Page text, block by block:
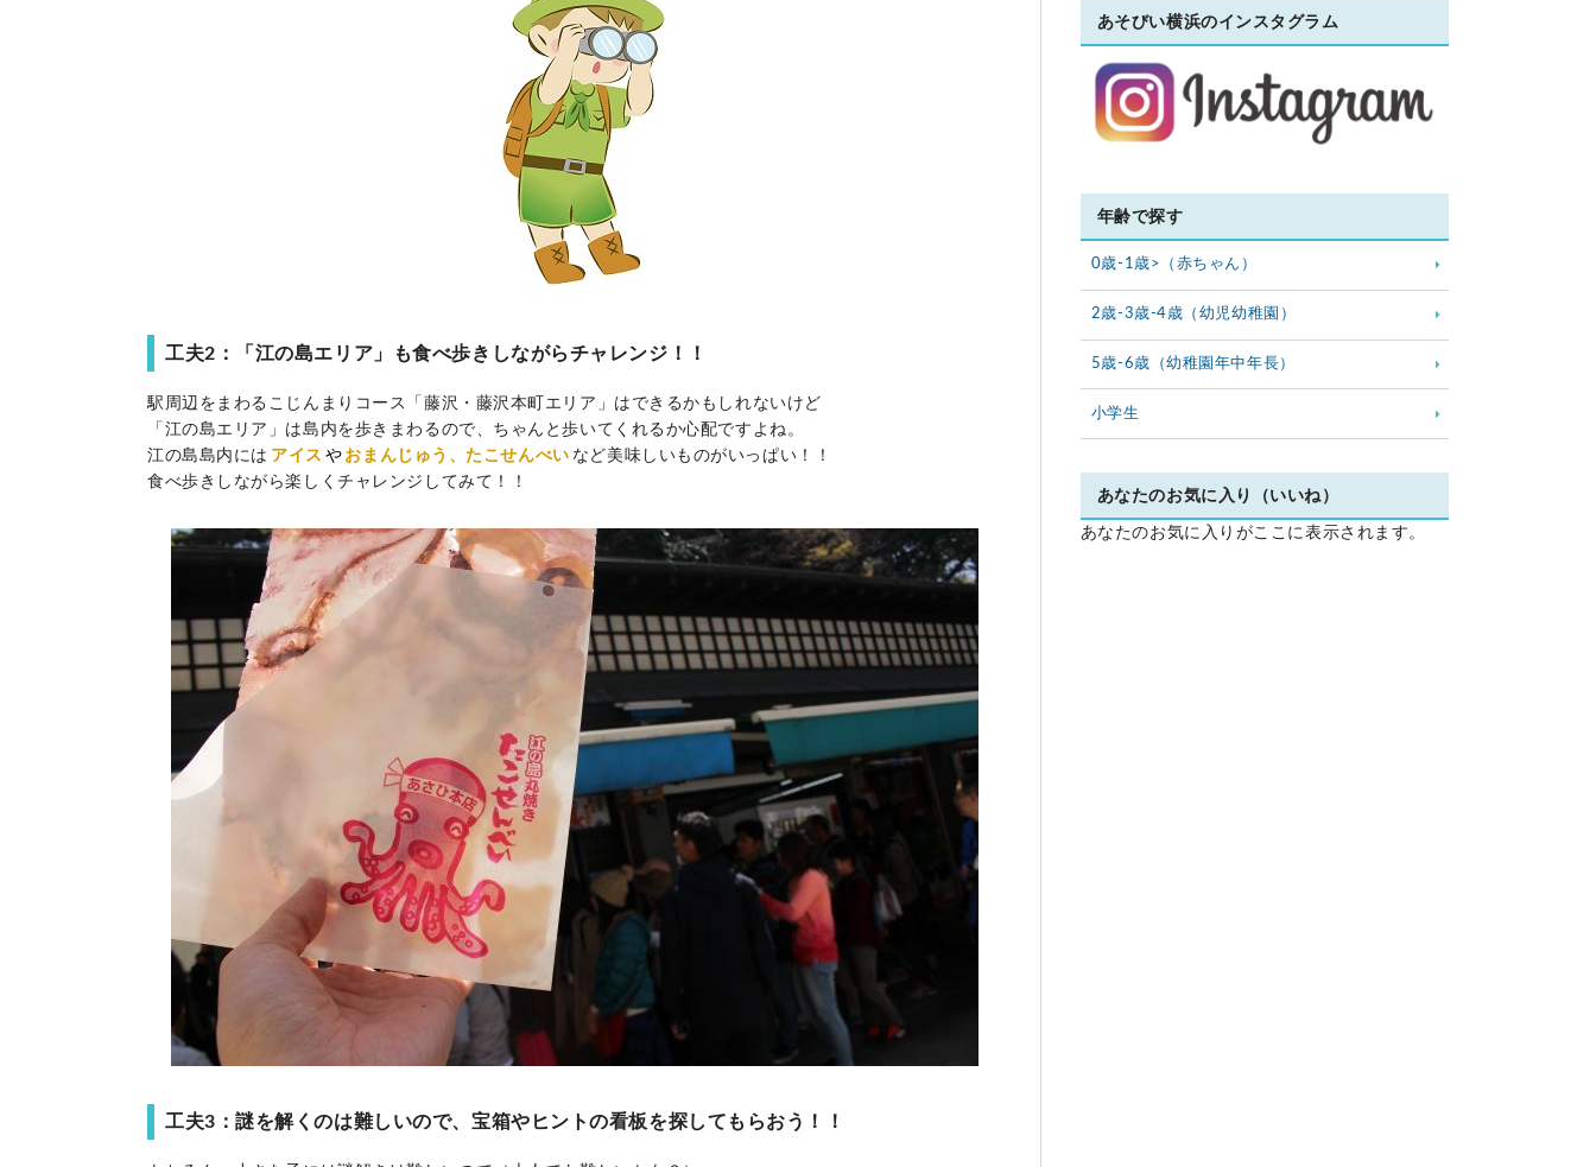
工夫2：「江の島エリア」も食べ歩きしながらチャレンジ！！
駅周辺をまわるこじんまりコース「藤沢・藤沢本町エリア」はできるかもしれないけど
「江の島エリア」は島内を歩きまわるので、ちゃんと歩いてくれるか心配ですよね。
江の島島内には アイス や おまんじゅう、たこせんべい など美味しいものがいっぱい！！
食べ歩きしながら楽しくチャレンジしてみて！！
工夫3：謎を解くのは難しいので、宝箱やヒントの看板を探してもらおう！！
あそびい横浜のインスタグラム
年齢で探す
0歳-1歳>（赤ちゃん）
2歳-3歳-4歳（幼児幼稚園）
5歳-6歳（幼稚園年中年長）
小学生
あなたのお気に入り（いいね）
あなたのお気に入りがここに表示されます。